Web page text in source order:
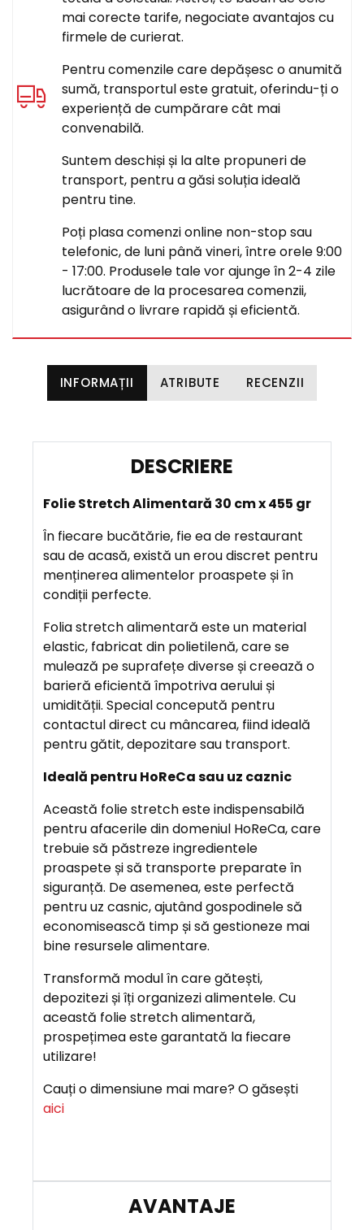
mai corecte tarife, negociate avantajos cu
firmele de curierat.
Pentru comenzile care depășesc o anumită
sumă, transportul este gratuit, oferindu-ți o
experiență de cumpărare cât mai
convenabilă.
Suntem deschiși și la alte propuneri de
transport, pentru a găsi soluția ideală
pentru tine.
Poți plasa comenzi online non-stop sau
telefonic, de luni până vineri, între orele 9:00
- 17:00. Produsele tale vor ajunge în 2-4 zile
lucrătoare de la procesarea comenzii,
asigurând o livrare rapidă și eficientă.
INFORMAȚII ATRIBUTE RECENZII
S
C
R
I
E
E
A
V
A
N
A
J
Folie Stretch Alimentară 30 cm x 455 gr
În fiecare bucătărie, fie ea de restaurant
sau de acasă, există un erou discret pentru
menținerea alimentelor proaspete și în
condiții perfecte.
Folia stretch alimentară este un material
elastic, fabricat din polietilenă, care se
mulează pe suprafețe diverse și creează o
barieră eficientă împotriva aerului și
umidității. Special concepută pentru
contactul direct cu mâncarea, fiind ideală
pentru gătit, depozitare sau transport.
Ideală pentru HoReCa sau uz caznic
Această folie stretch este indispensabilă
pentru afacerile din domeniul HoReCa, care
trebuie să păstreze ingredientele
proaspete și să transporte preparate în
siguranță. De asemenea, este perfectă
pentru uz casnic, ajutând gospodinele să
economisească timp și să gestioneze mai
bine resursele alimentare.
Transformă modul în care gătești,
depozitezi și îți organizezi alimentele. Cu
această folie stretch alimentară,
prospețimea este garantată la fiecare
utilizare!
Cauți o dimensiune mai mare? O găsești
aici